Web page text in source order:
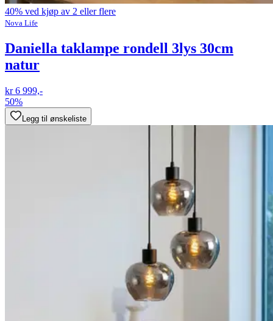
40% ved kjøp av 2 eller flere
Nova Life
Daniella taklampe rondell 3lys 30cm
natur
kr 6 999,-
50%
Legg til ønskeliste